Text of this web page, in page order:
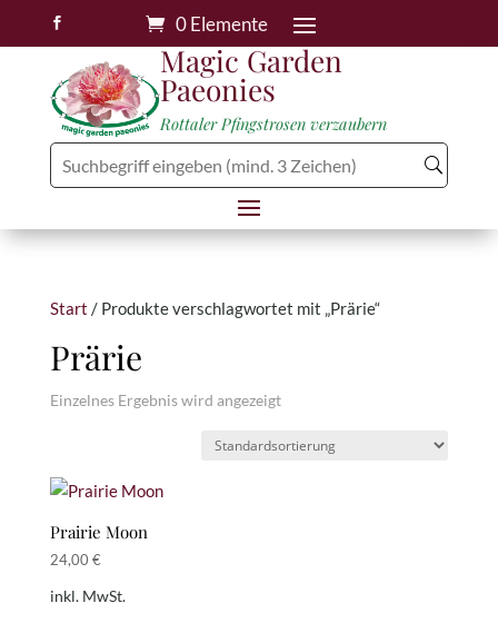
 0 Elemente
Magic Garden
Paeonies
Rottaler Pfingstrosen verzaubern
Start / Produkte verschlagwortet mit „Prärie“
Prärie
Einzelnes Ergebnis wird angezeigt
Prairie Moon
24,00 €
inkl. MwSt.